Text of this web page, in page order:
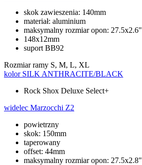
skok zawieszenia: 140mm
materiał: aluminium
maksymalny rozmiar opon: 27.5x2.6"
148x12mm
suport BB92
Rozmiar ramy S, M, L, XL
kolor SILK ANTHRACITE/BLACK
Rock Shox Deluxe Select+
widelec Marzocchi Z2
powietrzny
skok: 150mm
taperowany
offset: 44mm
maksymalny rozmiar opon: 27.5x2.8"